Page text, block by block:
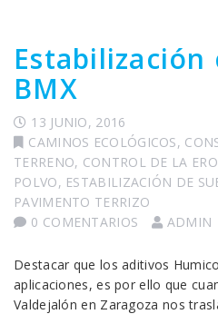
BMX
13 JUNIO, 2016
CAMINOS ECOLÓGICOS,
TERRENO, CONTROL DE LA
POLVO, ESTABILIZACIÓN DE
PAVIMENTO TERRIZO
0 COMENTARIOS
ADMIN
Destacar que los aditivos
aplicaciones, es por ello que
Valdejalón en Zaragoza nos